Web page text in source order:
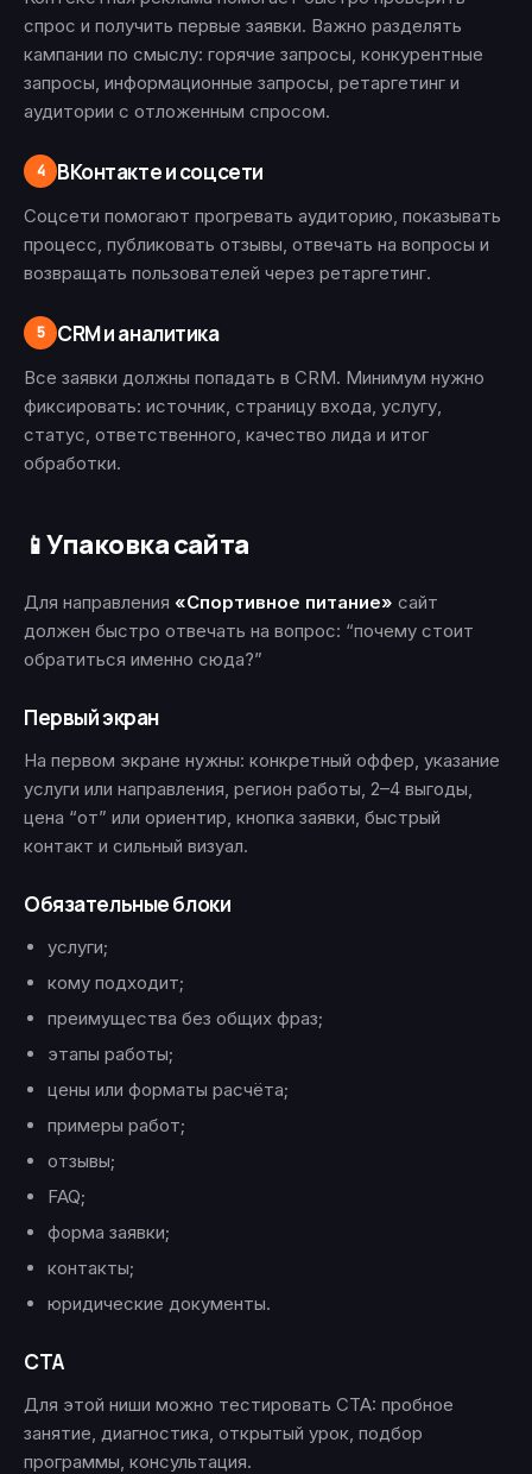
спрос и получить первые заявки. Важно разделять
кампании по смыслу: горячие запросы, конкурентные
запросы, информационные запросы, ретаргетинг и
аудитории с отложенным спросом.
4 ВКонтакте и соцсети
Соцсети помогают прогревать аудиторию, показывать
процесс, публиковать отзывы, отвечать на вопросы и
возвращать пользователей через ретаргетинг.
5 CRM и аналитика
Все заявки должны попадать в CRM. Минимум нужно
фиксировать: источник, страницу входа, услугу,
статус, ответственного, качество лида и итог
обработки.
📱Упаковка сайта
Для направления «Спортивное питание» сайт
должен быстро отвечать на вопрос: “почему стоит
обратиться именно сюда?”
Первый экран
На первом экране нужны: конкретный оффер, указание
услуги или направления, регион работы, 2–4 выгоды,
цена “от” или ориентир, кнопка заявки, быстрый
контакт и сильный визуал.
Обязательные блоки
услуги;
кому подходит;
преимущества без общих фраз;
этапы работы;
цены или форматы расчёта;
примеры работ;
отзывы;
FAQ;
форма заявки;
контакты;
юридические документы.
CTA
Для этой ниши можно тестировать CTA: пробное
занятие, диагностика, открытый урок, подбор
программы, консультация.